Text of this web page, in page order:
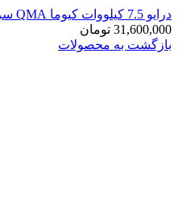
درایو 7.5 کیلووات کیوما QMA سری Q1000(open)
31,600,000 تومان
بازگشت به محصولات